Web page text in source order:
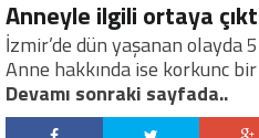
Anneyle ilgili ortaya
İzmir’de dün yaşanan olayda
Anne hakkında ise korkunc
Devamı sonraki sayfada..